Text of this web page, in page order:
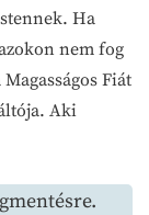
Ha
nem fog
Fiát
Aki